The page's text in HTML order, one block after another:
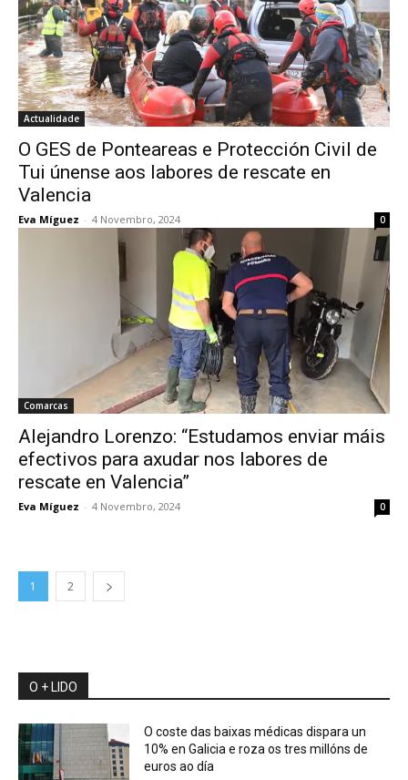
Actualidade
O GES de Ponteareas e Protección Civil de
Tui únense aos labores de rescate en
Valencia
Eva Míguez - 4 Novembro, 2024 0
Comarcas
Alejandro Lorenzo: “Estudamos enviar máis
efectivos para axudar nos labores de
rescate en Valencia”
Eva Míguez - 4 Novembro, 2024 0
1 2
O + LIDO
O coste das baixas médicas dispara un
10% en Galicia e roza os tres millóns de
euros ao día